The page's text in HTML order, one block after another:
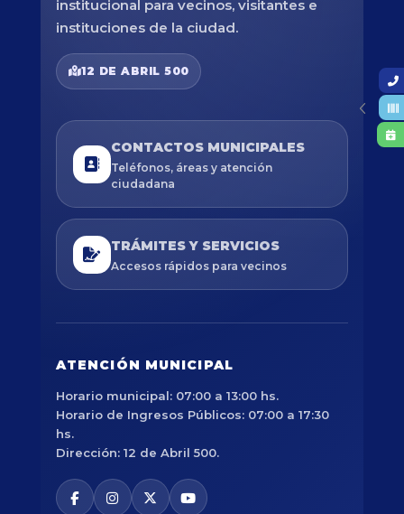
institucional para vecinos, visitantes e
instituciones de la ciudad.
12 DE ABRIL 500
CONTACTOS MUNICIPALES
Teléfonos, áreas y atención
ciudadana
TRÁMITES Y SERVICIOS
Accesos rápidos para vecinos
ATENCIÓN MUNICIPAL
Horario municipal: 07:00 a 13:00 hs.
Horario de Ingresos Públicos: 07:00 a 17:30
hs.
Dirección: 12 de Abril 500.